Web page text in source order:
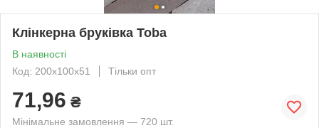
Клінкерна бруківка Toba
В наявності
Код: 200х100х51
Тільки опт
71,96 ₴
Мінімальне замовлення — 720 шт.